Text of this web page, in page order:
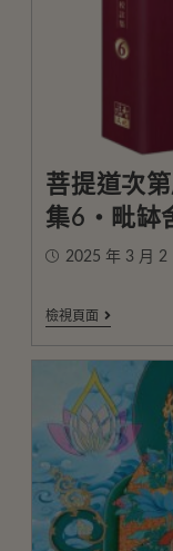
菩提道次
集6・毗缽
2025 年 3 月 2
檢視頁面